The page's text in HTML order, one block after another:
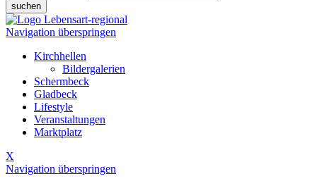
suchen
Navigation überspringen
Kirchhellen
Bildergalerien
Schermbeck
Gladbeck
Lifestyle
Veranstaltungen
Marktplatz
X
Navigation überspringen